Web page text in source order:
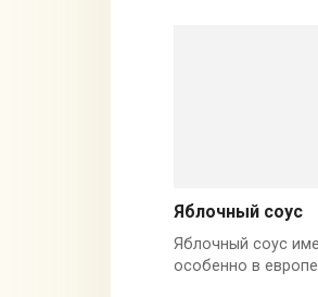
Яблочный соус
Яблочный соус
особенно в